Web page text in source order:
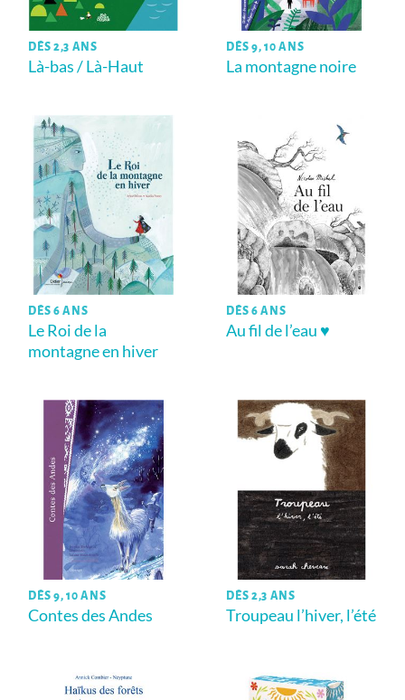
DÈS 2,3 ANS
Là-bas / Là-Haut
DÈS 9, 10 ANS
La montagne noire
DÈS 6 ANS
Le Roi de la
montagne en hiver
DÈS 6 ANS
Au fil de l’eau ♥
DÈS 9, 10 ANS
Contes des Andes
DÈS 2,3 ANS
Troupeau l’hiver, l’été